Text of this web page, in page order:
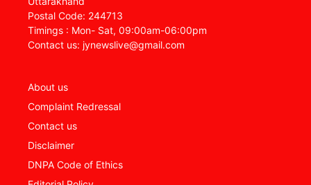
Postal Code: 244713
Timings : Mon- Sat, 09:00am-06:00pm
Contact us: jynewslive@gmail.com
About us
Complaint Redressal
Contact us
Disclaimer
DNPA Code of Ethics